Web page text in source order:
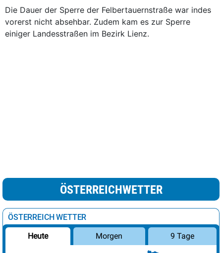
Die Dauer der Sperre der Felbertauernstraße war indes
vorerst nicht absehbar. Zudem kam es zur Sperre
einiger Landesstraßen im Bezirk Lienz.
ÖSTERREICHWETTER
ÖSTERREICH WETTER
Heute Morgen 9 Tage